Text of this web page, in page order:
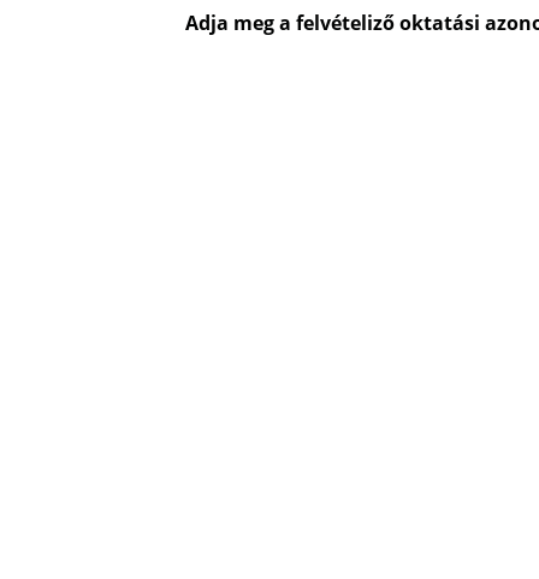
Adja meg a felvételiző oktatási